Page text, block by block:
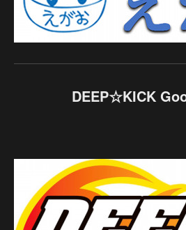
DEEP☆KICK